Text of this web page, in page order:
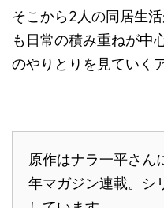
そこから2人の同居生
も日常の積み重ねが中
のやりとりを見ていく
原作はナラ一平さん
年マガジン連載。シ